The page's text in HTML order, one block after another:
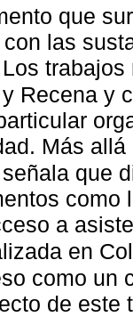
que
las
y Recena y
Más
señala que
a
en
como un
de este